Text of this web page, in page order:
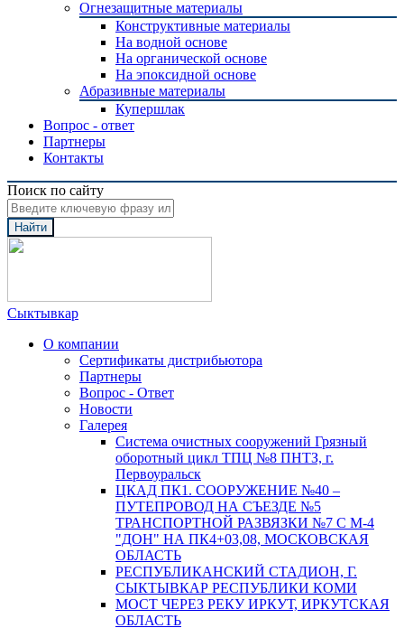
Огнезащитные материалы
Конструктивные материалы
На водной основе
На органической основе
На эпоксидной основе
Абразивные материалы
Купершлак
Вопрос - ответ
Партнеры
Контакты
Поиск по сайту
Найти
Сыктывкар
О компании
Сертификаты дистрибьютора
Партнеры
Вопрос - Ответ
Новости
Галерея
Система очистных сооружений Грязный
оборотный цикл ТПЦ №8 ПНТЗ, г.
Первоуральск
ЦКАД ПК1. СООРУЖЕНИЕ №40 –
ПУТЕПРОВОД НА СЪЕЗДЕ №5
ТРАНСПОРТНОЙ РАЗВЯЗКИ №7 С М-4
"ДОН" НА ПК4+03,08, МОСКОВСКАЯ
ОБЛАСТЬ
РЕСПУБЛИКАНСКИЙ СТАДИОН, Г.
СЫКТЫВКАР РЕСПУБЛИКИ КОМИ
МОСТ ЧЕРЕЗ РЕКУ ИРКУТ, ИРКУТСКАЯ
ОБЛАСТЬ